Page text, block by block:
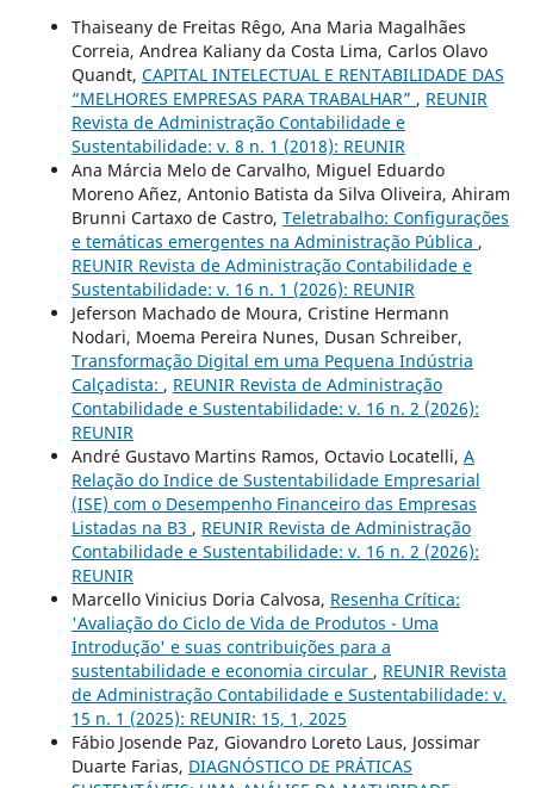
Thaiseany de Freitas Rêgo, Ana Maria Magalhães
Correia, Andrea Kaliany da Costa Lima, Carlos Olavo
Quandt, CAPITAL INTELECTUAL E RENTABILIDADE DAS
“MELHORES EMPRESAS PARA TRABALHAR” , REUNIR
Revista de Administração Contabilidade e
Sustentabilidade: v. 8 n. 1 (2018): REUNIR
Ana Márcia Melo de Carvalho, Miguel Eduardo
Moreno Añez, Antonio Batista da Silva Oliveira, Ahiram
Brunni Cartaxo de Castro, Teletrabalho: Configurações
e temáticas emergentes na Administração Pública ,
REUNIR Revista de Administração Contabilidade e
Sustentabilidade: v. 16 n. 1 (2026): REUNIR
Jeferson Machado de Moura, Cristine Hermann
Nodari, Moema Pereira Nunes, Dusan Schreiber,
Transformação Digital em uma Pequena Indústria
Calçadista: , REUNIR Revista de Administração
Contabilidade e Sustentabilidade: v. 16 n. 2 (2026):
REUNIR
André Gustavo Martins Ramos, Octavio Locatelli, A
Relação do Indice de Sustentabilidade Empresarial
(ISE) com o Desempenho Financeiro das Empresas
Listadas na B3 , REUNIR Revista de Administração
Contabilidade e Sustentabilidade: v. 16 n. 2 (2026):
REUNIR
Marcello Vinicius Doria Calvosa, Resenha Crítica:
'Avaliação do Ciclo de Vida de Produtos - Uma
Introdução' e suas contribuições para a
sustentabilidade e economia circular , REUNIR Revista
de Administração Contabilidade e Sustentabilidade: v.
15 n. 1 (2025): REUNIR: 15, 1, 2025
Fábio Josende Paz, Giovandro Loreto Laus, Jossimar
Duarte Farias, DIAGNÓSTICO DE PRÁTICAS